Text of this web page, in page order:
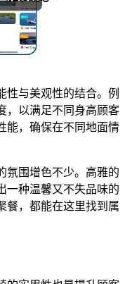
性与美观性的结合。例
，以满足不同身高顾客
能，确保在不同地面情
氛围增色不少。高雅的
一种温馨又不失品味的
餐，都能在这里找到属